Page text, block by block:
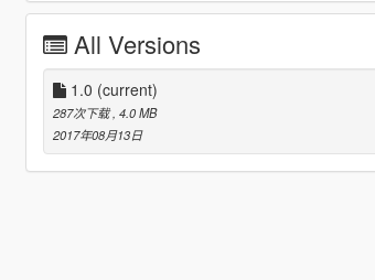
All Versions
1.0 (current)
287次下载 , 4.0 MB
2017年08月13日